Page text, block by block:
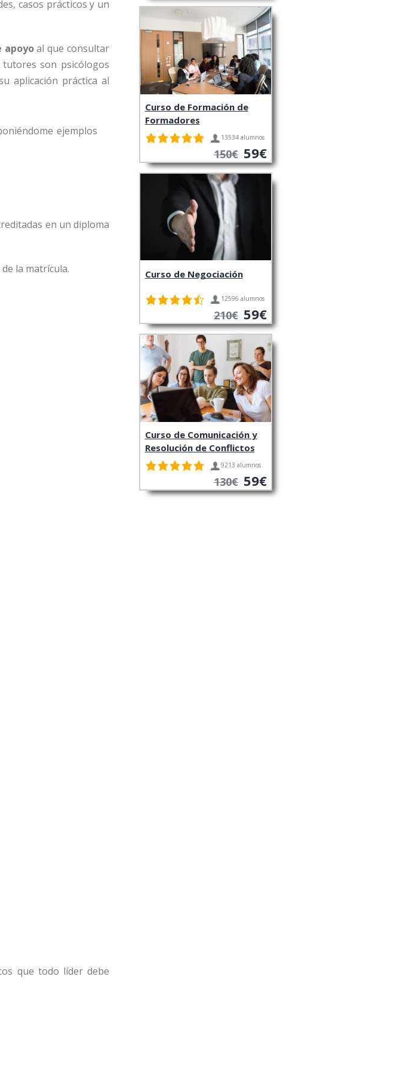
casos prácticos y un
apoyoal que consultar
son psicólogos
aplicación práctica al
ejemplos
en un diploma
la matrícula.
que todo líder debe
Curso de Formación de
Formadores
13534 alumnos
150€ 59€
Curso de Negociación
12596 alumnos
210€ 59€
Curso de Comunicación y
Resolución de Conflictos
9213 alumnos
130€ 59€